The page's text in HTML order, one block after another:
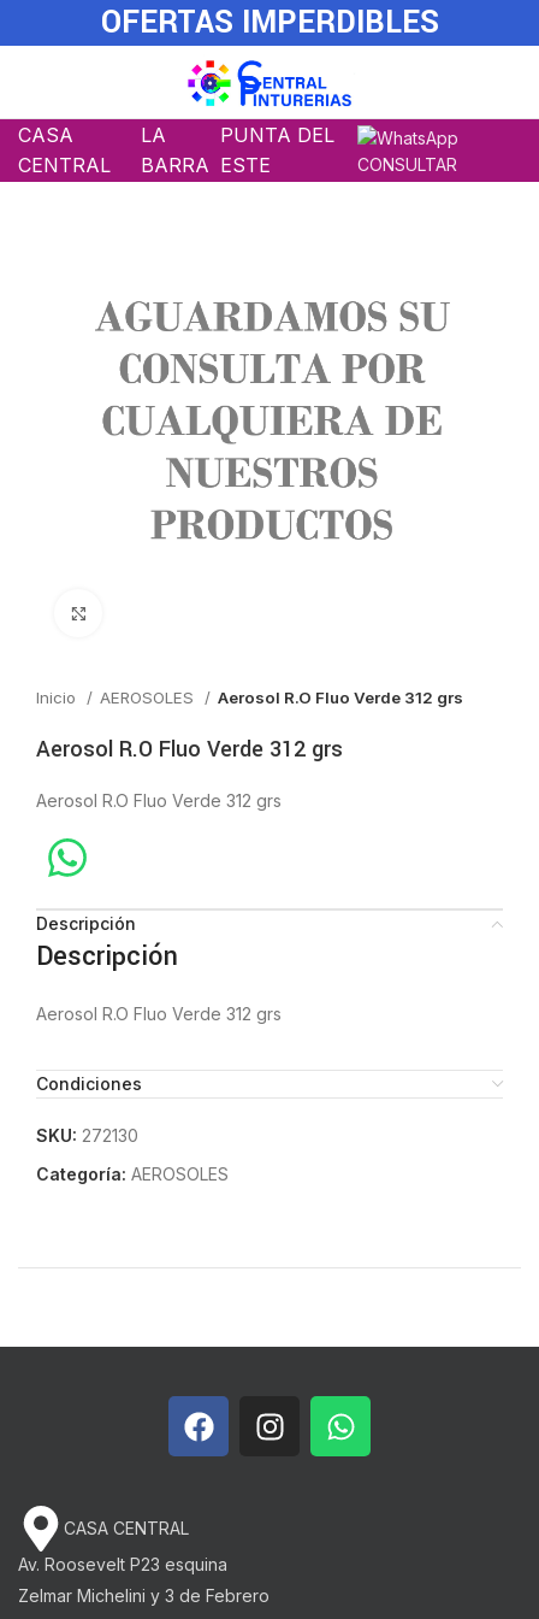
OFERTAS IMPERDIBLES
CASA
CENTRAL
LA
BARRA
PUNTA DEL
ESTE
CONSULTAR
Inicio AEROSOLES Aerosol R.O Fluo Verde 312 grs
Aerosol R.O Fluo Verde 312 grs
Aerosol R.O Fluo Verde 312 grs
Descripción
Descripción
Aerosol R.O Fluo Verde 312 grs
Condiciones
SKU: 272130
Categoría: AEROSOLES
CASA CENTRAL
Av. Roosevelt P23 esquina
Zelmar Michelini y 3 de Febrero​